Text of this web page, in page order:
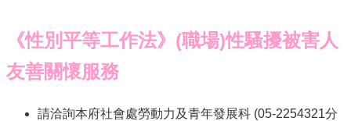
《性別平等工作法》(職場)性騷擾被害人
友善關懷服務
請洽詢本府社會處勞動力及青年發展科 (05-2254321分